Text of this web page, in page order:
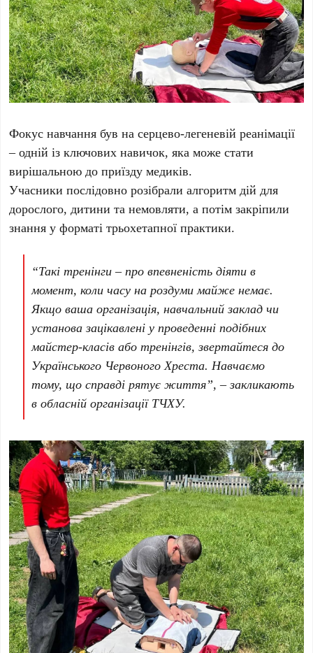
Фокус навчання був на серцево-легеневій реанімації
– одній із ключових навичок, яка може стати
вирішальною до приїзду медиків.
Учасники послідовно розібрали алгоритм дій для
дорослого, дитини та немовляти, а потім закріпили
знання у форматі трьохетапної практики.
“Такі тренінги – про впевненість діяти в
момент, коли часу на роздуми майже немає.
Якщо ваша організація, навчальний заклад чи
установа зацікавлені у проведенні подібних
майстер-класів або тренінгів, звертайтеся до
Українського Червоного Хреста. Навчаємо
тому, що справді рятує життя”, – закликають
в обласній організації ТЧХУ.